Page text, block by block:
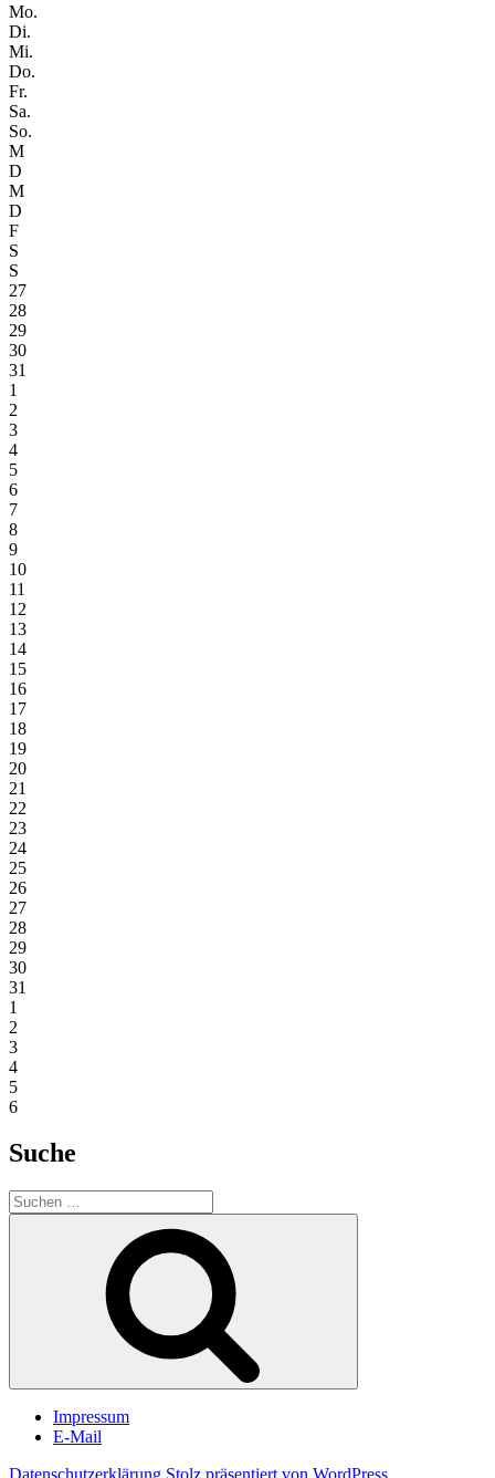
Mo.
Di.
Mi.
Do.
Fr.
Sa.
So.
M
D
M
D
F
S
S
27
28
29
30
31
1
2
3
4
5
6
7
8
9
10
11
12
13
14
15
16
17
18
19
20
21
22
23
24
25
26
27
28
29
30
31
1
2
3
4
5
6
Suche
Suchen
nach:
Impressum
E-Mail